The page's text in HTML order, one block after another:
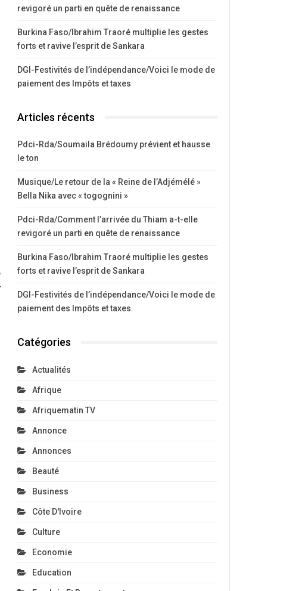
revigoré un parti en quête de renaissance
Burkina Faso/Ibrahim Traoré multiplie les gestes
forts et ravive l’esprit de Sankara
DGI-Festivités de l’indépendance/Voici le mode de
paiement des Impôts et taxes
Articles récents
Pdci-Rda/Soumaila Brédoumy prévient et hausse
le ton
Musique/Le retour de la « Reine de l’Adjémélé »
Bella Nika avec « togognini »
Pdci-Rda/Comment l’arrivée du Thiam a-t-elle
revigoré un parti en quête de renaissance
Burkina Faso/Ibrahim Traoré multiplie les gestes
forts et ravive l’esprit de Sankara
DGI-Festivités de l’indépendance/Voici le mode de
paiement des Impôts et taxes
Catégories
Actualités
Afrique
Afriquematin TV
Annonce
Annonces
Beauté
Business
Côte D'Ivoire
Culture
Economie
Education